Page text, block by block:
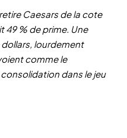
Caesars de la cote
49 % de prime. Une
dollars, lourdement
comme le
dans le jeu